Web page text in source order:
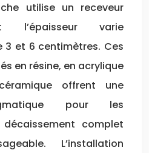
utilise un receveur
l’épaisseur varie
3 et 6 centimètres. Ces
en résine, en acrylique
offrent une
pour les
complet
L’installation